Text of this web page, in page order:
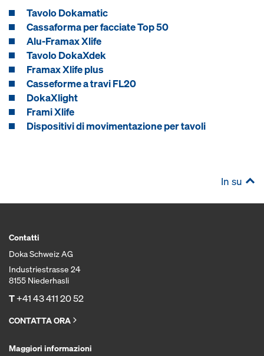
Tavolo Dokamatic
Cassaforma per facciate Top 50
Alu-Framax Xlife
Tavolo DokaXdek
Framax Xlife plus
Casseforme a travi FL20
DokaXlight
Frami Xlife
Dispositivi di movimentazione per tavoli
In su
Contatti
Doka Schweiz AG
Industriestrasse 24
8155 Niederhasli
T+41 43 411 20 52
CONTATTA ORA
Maggiori informazioni